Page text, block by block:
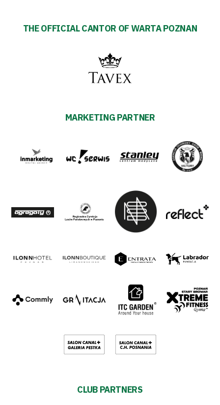
THE OFFICIAL CANTOR OF WARTA POZNAN
MARKETING PARTNER
CLUB PARTNERS